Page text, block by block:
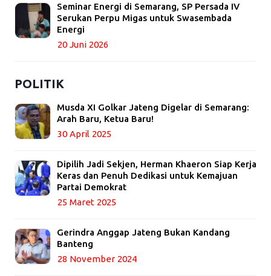
Seminar Energi di Semarang, SP Persada IV
Serukan Perpu Migas untuk Swasembada
Energi
20 Juni 2026
POLITIK
Musda XI Golkar Jateng Digelar di Semarang:
Arah Baru, Ketua Baru!
30 April 2025
Dipilih Jadi Sekjen, Herman Khaeron Siap Kerja
Keras dan Penuh Dedikasi untuk Kemajuan
Partai Demokrat
25 Maret 2025
Gerindra Anggap Jateng Bukan Kandang
Banteng
28 November 2024